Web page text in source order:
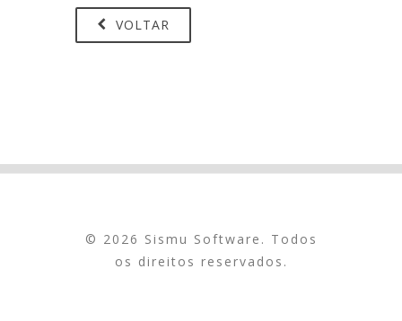
VOLTAR
© 2026 Sismu Software. Todos
os direitos reservados.